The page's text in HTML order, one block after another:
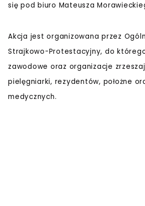
się pod biuro Mateusza
Akcja jest organizowana przez
Strajkowo-Protestacyjny, do
zawodowe oraz organizacje
pielęgniarki, rezydentów, położne
medycznych.